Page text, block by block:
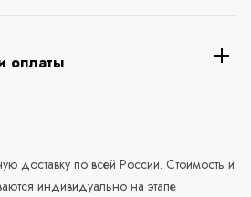
оплаты
доставку по всей России. Стоимость и
индивидуально на этапе